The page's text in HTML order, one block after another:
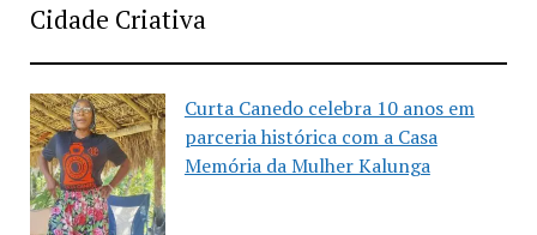
Cidade Criativa
Curta Canedo celebra 10 anos em
parceria histórica com a Casa
Memória da Mulher Kalunga